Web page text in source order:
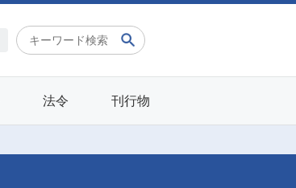
法令 刊行物